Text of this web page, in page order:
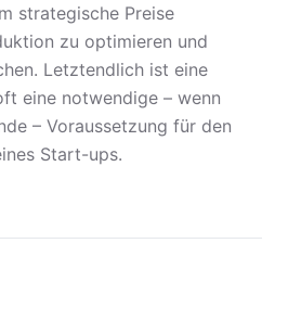
strategische Preise
zu optimieren und
Letztendlich ist eine
eine notwendige – wenn
– Voraussetzung für den
Start-ups.